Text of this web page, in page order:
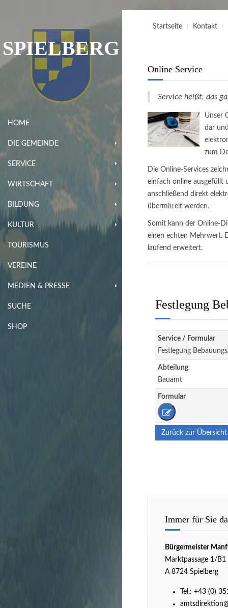
SPIELBERG
HOME
DIE GEMEINDE
SERVICE
WIRTSCHAFT
BILDUNG
KULTUR
TOURISMUS
VEREINE
MEDIEN & PRESSE
SUCHE
SHOP
Startseite Kontakt
Online Service
Service heißt, das
Unser
dar
zum
Die Online-Services
einfach online ausgefüllt
anschließend direkt
übermittelt werden.
Somit kann der Online-
einen echten Mehrwert.
laufend erweitert.
Festlegung
Service / Formular
Festlegung
Abteilung
Bauamt
Formular
Zurück zur Übersicht
Immer für Sie
Bürgermeister
Marktpassage 1/B1
A 8724 Spielberg
Tel.: +43 (0)